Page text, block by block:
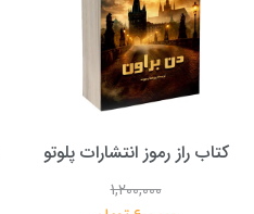
کتاب راز رموز انتشارات پلوتو
1,200,000